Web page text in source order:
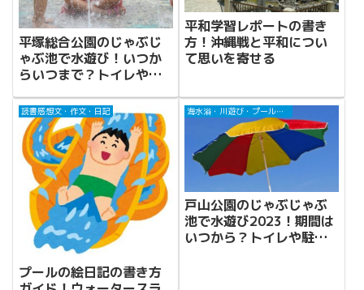
平塚総合公園のじゃぶじ
ゃぶ池で水遊び！いつか
らいつまで？トイレや売
平和学習レポートの書き
方！沖縄戦と平和につい
て思いを寄せる
読書感想文・作文・日記
プールの絵日記の書き方
海水浴・川遊び・プール・じゃぶじゃぶ池
戸山公園のじゃぶじゃぶ
池で水遊び2023！期間は
いつから？トイレや駐車